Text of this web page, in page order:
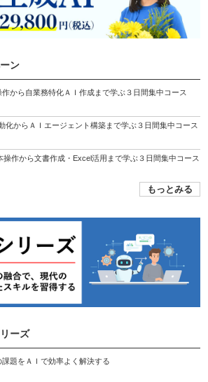
ン
から自業務特化ＡＩ作成まで学ぶ３日間集中コース
化からＡＩエージェント構築まで学ぶ３日間集中コース
作から文書作成・Excel活用まで学ぶ３日間集中コース
もっとみる
ーズ
題をＡＩで効率よく解決する